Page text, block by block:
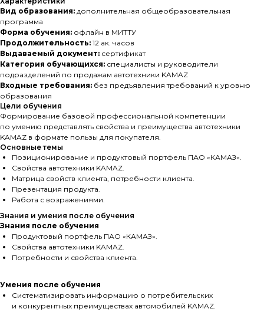
Вид образования: дополнительная общеобразовательная
программа
Форма обучения: офлайн в МИТТУ
Продолжительность: 12 ак. часов
Выдаваемый документ: сертификат
Категория обучающихся: специалисты и руководители
подразделений по продажам автотехники KAMAZ
Входные требования: без предъявления требований к уровню
образования
Цели обучения
Формирование базовой профессиональной компетенции
по умению представлять свойства и преимущества автотехники
KAMAZ в формате пользы для покупателя.
Основные темы
Позиционирование и продуктовый портфель ПАО «КАМАЗ».
Свойства автотехники KAMAZ.
Матрица свойств клиента, потребности клиента.
Презентация продукта.
Работа с возражениями.
Знания и умения после обучения
Знания после обучения
Продуктовый портфель ПАО «КАМАЗ».
Свойства автотехники KAMAZ.
Потребности и свойства клиента.
Умения после обучения
Систематизировать информацию о потребительских
и конкурентных преимуществах автомобилей KAMAZ.